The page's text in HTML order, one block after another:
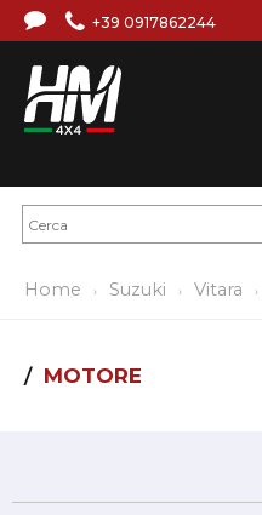
+39 0917862244
Home Suzuki Vitara
MOTORE